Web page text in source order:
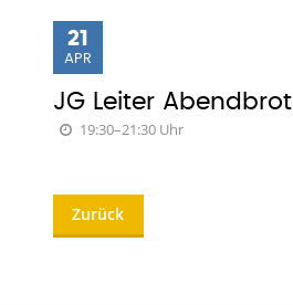
21
APR
JG Leiter Abendbrot
19:30–21:30 Uhr
Zurück